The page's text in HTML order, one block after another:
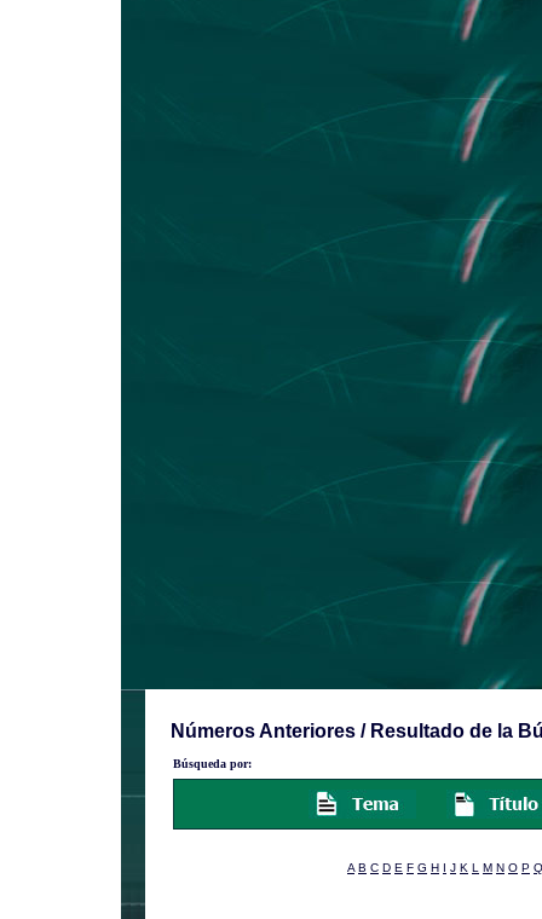
Números Anteriores / Resultado de la
Búsqueda por:
A B C D E F G H I J K L M N O P Q